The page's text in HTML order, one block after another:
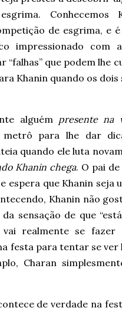
Conhecemos
de esgrima, e
impressionado com
“falhas” que podem lhe
Khanin quando os
alguém presente na
para lhe dar
quando ele luta
Khanin chega. O pai
espera que Khanin seja
Khanin não
sensação de que
vai realmente se fazer
festa para tentar se ver
Charan
de verdade na